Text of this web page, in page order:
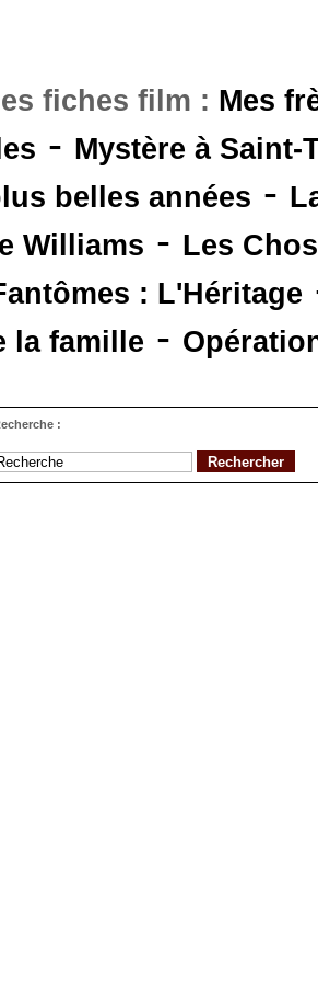
fiches film : Mes
- Mystère à Saint-
belles années -
Williams - Les
: L'Héritage
la famille -
: